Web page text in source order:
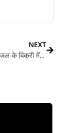
NEXT
मई में पेट्रोल, डीजल के बिक्री में उछाल